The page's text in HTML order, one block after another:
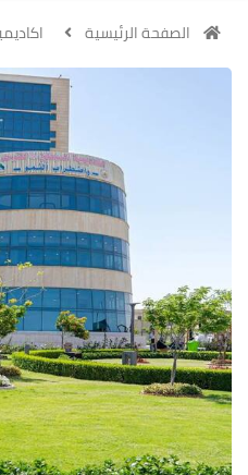
الصفحة الرئيسية